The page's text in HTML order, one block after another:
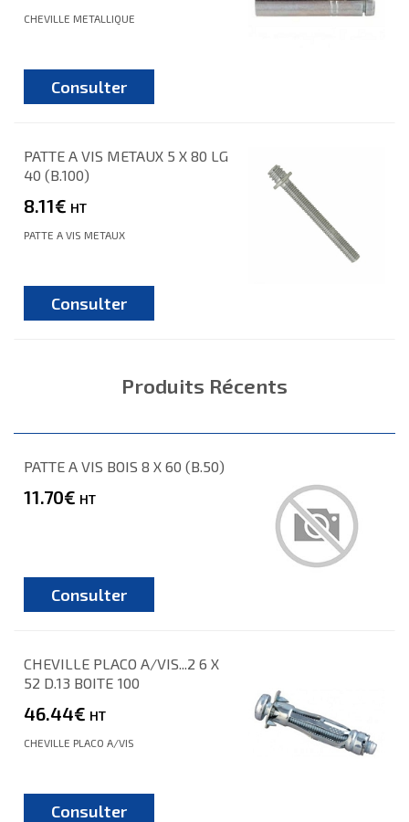
CHEVILLE METALLIQUE
Consulter
PATTE A VIS METAUX 5 X 80 LG
40 (B.100)
8.11€ HT
PATTE A VIS METAUX
Consulter
Produits Récents
PATTE A VIS BOIS 8 X 60 (B.50)
11.70€ HT
Consulter
CHEVILLE PLACO A/VIS...2 6 X
52 D.13 BOITE 100
46.44€ HT
CHEVILLE PLACO A/VIS
Consulter